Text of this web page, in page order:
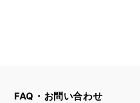
FAQ・お問い合わせ